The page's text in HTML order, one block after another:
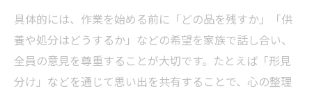
具体的には、作業を始める前に「どの品を残すか」「供
養や処分はどうするか」などの希望を家族で話し合い、
全員の意見を尊重することが大切です。たとえば「形見
分け」などを通じて思い出を共有することで、心の整理